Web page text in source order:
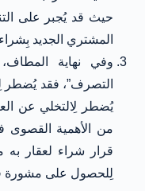
حيث قد يُجبر على
المشتري الجديد
وفي نهاية
التصرف”، فقد يُضطر
يُضطر لِالتخلي عن
من الأهمية القصوى
قرار شراء لعقار به
لِلحصول على مشورة